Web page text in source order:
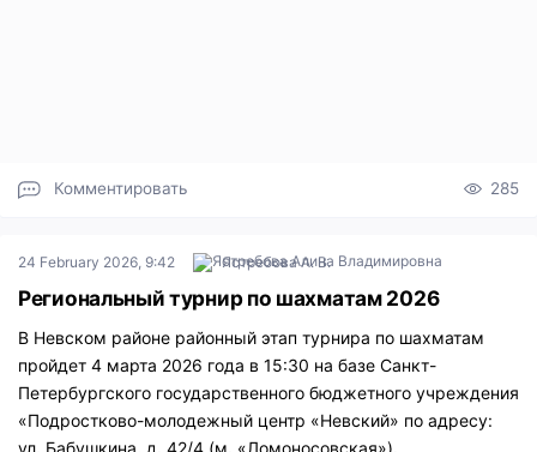
Комментировать 285
24 February 2026, 9:42 Ястребова А. В.
Региональный турнир по шахматам 2026
В Невском районе районный этап турнира по шахматам
пройдет 4 марта 2026 года в 15:30 на базе Санкт-
Петербургского государственного бюджетного учреждения
«Подростково-молодежный центр «Невский» по адресу:
ул. Бабушкина, д. 42/4 (м. «Ломоносовская»).